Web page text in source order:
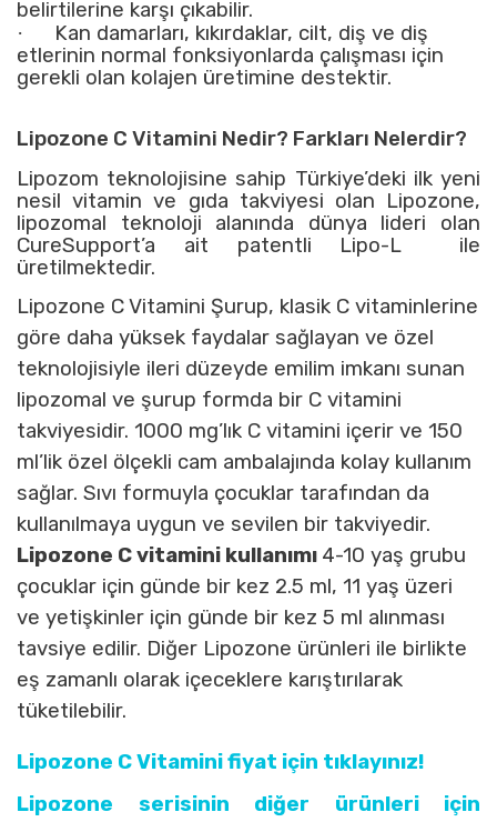
belirtilerine karşı çıkabilir.
·
Kan damarları, kıkırdaklar, cilt, diş ve diş
etlerinin normal fonksiyonlarda çalışması için
gerekli olan kolajen üretimine destektir.
Lipozone C Vitamini Nedir? Farkları Nelerdir?
Lipozom teknolojisine sahip Türkiye’deki ilk yeni
nesil vitamin ve gıda takviyesi olan Lipozone,
lipozomal teknoloji alanında dünya lideri olan
CureSupport’a ait patentli Lipo-L ile
üretilmektedir.
Lipozone C Vitamini Şurup, klasik C vitaminlerine
göre daha yüksek faydalar sağlayan ve özel
teknolojisiyle ileri düzeyde emilim imkanı sunan
lipozomal ve şurup formda bir C vitamini
takviyesidir. 1000 mg’lık C vitamini içerir ve 150
ml’lik özel ölçekli cam ambalajında kolay kullanım
sağlar. Sıvı formuyla çocuklar tarafından da
kullanılmaya uygun ve sevilen bir takviyedir.
Lipozone C vitamini kullanımı 4-10 yaş grubu
çocuklar için günde bir kez 2.5 ml, 11 yaş üzeri
ve yetişkinler için günde bir kez 5 ml alınması
tavsiye edilir. Diğer Lipozone ürünleri ile birlikte
eş zamanlı olarak içeceklere karıştırılarak
tüketilebilir.
Lipozone C Vitamini fiyat için tıklayınız!
Lipozone serisinin diğer ürünleri için